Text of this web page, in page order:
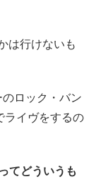
は行けないも
ロック・バン
ライヴをするの
てどういうも